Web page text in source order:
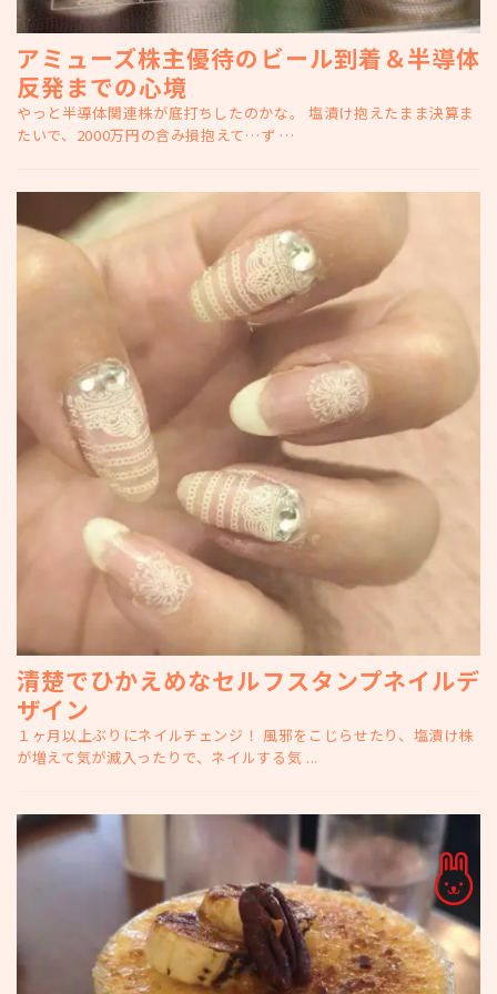
アミューズ株主優待のビール到着＆半導体
反発までの心境
やっと半導体関連株が底打ちしたのかな。 塩漬け抱えたまま決算ま
たいで、2000万円の含み損抱えて…ず …
清楚でひかえめなセルフスタンプネイルデ
ザイン
１ヶ月以上ぶりにネイルチェンジ！ 風邪をこじらせたり、塩漬け株
が増えて気が滅入ったりで、ネイルする気 ...